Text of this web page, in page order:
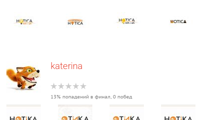
katerina
13% попадений в финал, 0 побед